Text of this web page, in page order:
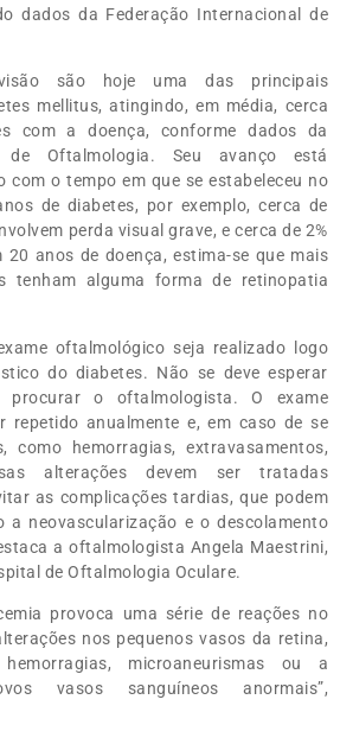
dados da Federação Internacional de
são hoje uma das principais
mellitus, atingindo, em média, cerca
com a doença, conforme dados da
de Oftalmologia. Seu avanço está
com o tempo em que se estabeleceu no
de diabetes, por exemplo, cerca de
perda visual grave, e cerca de 2%
20 anos de doença, estima-se que mais
tenham alguma forma de retinopatia
oftalmológico seja realizado logo
do diabetes. Não se deve esperar
procurar o oftalmologista. O exame
repetido anualmente e, em caso de se
como hemorragias, extravasamentos,
alterações devem ser tratadas
as complicações tardias, que podem
a neovascularização e o descolamento
a oftalmologista Angela Maestrini,
de Oftalmologia Oculare.
provoca uma série de reações no
nos pequenos vasos da retina,
microaneurismas ou a
vasos sanguíneos anormais”,